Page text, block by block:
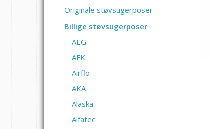
Originale støvsugerposer
Billige støvsugerposer
AEG
AFK
Airflo
AKA
Alaska
Alfatec